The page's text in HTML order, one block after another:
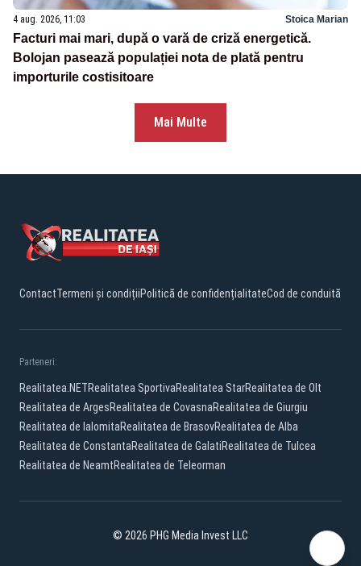
4 aug. 2026, 11:03 Stoica Marian
Facturi mai mari, după o vară de criză energetică.
Bolojan pasează populației nota de plată pentru
importurile costisitoare
Mai Multe
ContactTermeni și condițiiPolitică de confidențialitateCod de conduită
Parteneri:
Realitatea.NETRealitatea SportivaRealitatea StarRealitatea de Olt
Realitatea de ArgesRealitatea de CovasnaRealitatea de Giurgiu
Realitatea de IalomitaRealitatea de BrasovRealitatea de Alba
Realitatea de ConstantaRealitatea de GalatiRealitatea de Tulcea
Realitatea de NeamtRealitatea de Teleorman
© 2026 PHG Media Invest LLC